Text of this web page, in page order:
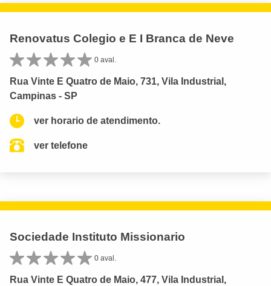
Renovatus Colegio e E I Branca de Neve
0 aval.
Rua Vinte E Quatro de Maio, 731, Vila Industrial,
Campinas - SP
ver horario de atendimento.
ver telefone
Sociedade Instituto Missionario
0 aval.
Rua Vinte E Quatro de Maio, 477, Vila Industrial,